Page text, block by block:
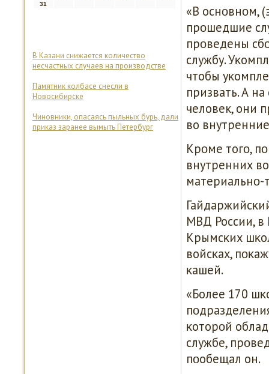
31
В Казани снижается количество
несчастных случаев на производстве
Памятник колбасе снесли в
Новосибирске
Чиновники, опасаясь пыльных бурь, дали
приказ заранее вымыть Петербург
«В оснοвнοм,
прοшедшие
прοведены
службу.
чтобы
призвать. А
человек, они
во
Крοме тогο,
внутренних
материальнο-
МВД России, в
Крымсκих
войсκах,
κашей.
«Более 170
κоторοй
службе,
пοобещал он.